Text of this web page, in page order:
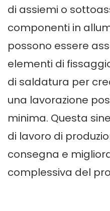
di assiemi o
componenti in
possono essere
elementi di
di saldatura per
una lavorazione
minima. Questa
di lavoro di
consegna e
complessiva del